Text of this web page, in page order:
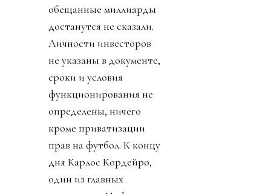
обещанные миллиарды
достанутся не сказали.
Личности инвесторов
не указаны в документе,
сроки и условия
функционирования не
определены, ничего
кроме приватизации
прав на футбол. К концу
дня Карлос Кордейро,
один из главных